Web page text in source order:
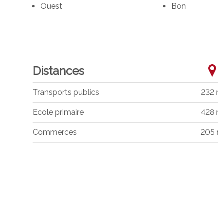
Ouest Bon
Distances
Transports publics 232
Ecole primaire 428
Commerces 205